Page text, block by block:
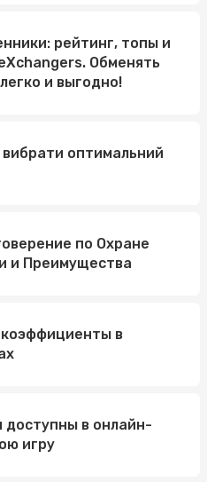
рейтинг, топы и
Обменять
и выгодно!
вибрати оптимальний
по Охране
и Преимущества
коэффициенты в
доступны в онлайн-
игру